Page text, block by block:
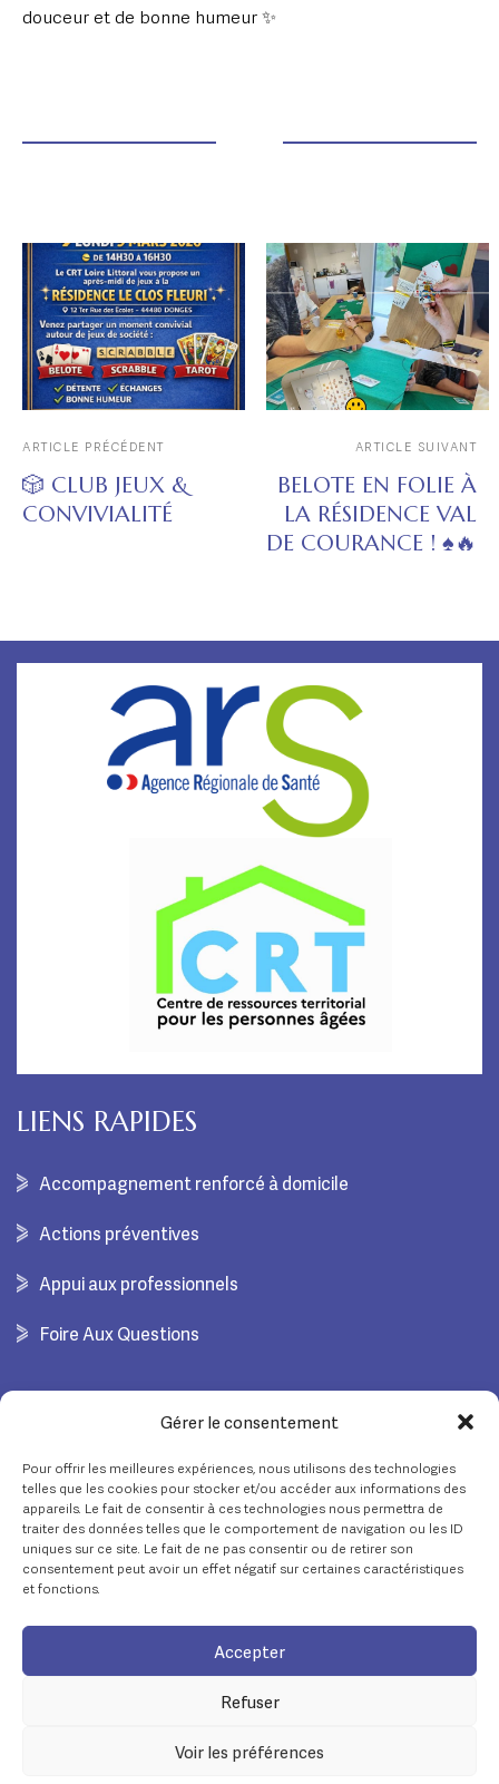
Gérer le consentement
Pour offrir les meilleures expériences, nous utilisons des technologies
telles que les cookies pour stocker et/ou accéder aux informations des
appareils. Le fait de consentir à ces technologies nous permettra de
traiter des données telles que le comportement de navigation ou les ID
uniques sur ce site. Le fait de ne pas consentir ou de retirer son
consentement peut avoir un effet négatif sur certaines caractéristiques
et fonctions.
Accepter
Refuser
Voir les préférences
douceur et de bonne humeur ✨
ARTICLE PRÉCÉDENT
🎲 CLUB JEUX &
CONVIVIALITÉ
ARTICLE SUIVANT
BELOTE EN FOLIE À
LA RÉSIDENCE VAL
DE COURANCE ! ♠️🔥
LIENS RAPIDES
Accompagnement renforcé à domicile
Actions préventives
Appui aux professionnels
Foire Aux Questions
COORDONNÉES
02 28 55 03 20
contact.ide@crt-loire-littoral.fr
78 Av. de Saint-Sébastien
44380 Pornichet
© Copyright 2024 – Tous droits réservés – Réalisé par
Partner Web
à Guérande
Mentions légales
Politique de confidentialité